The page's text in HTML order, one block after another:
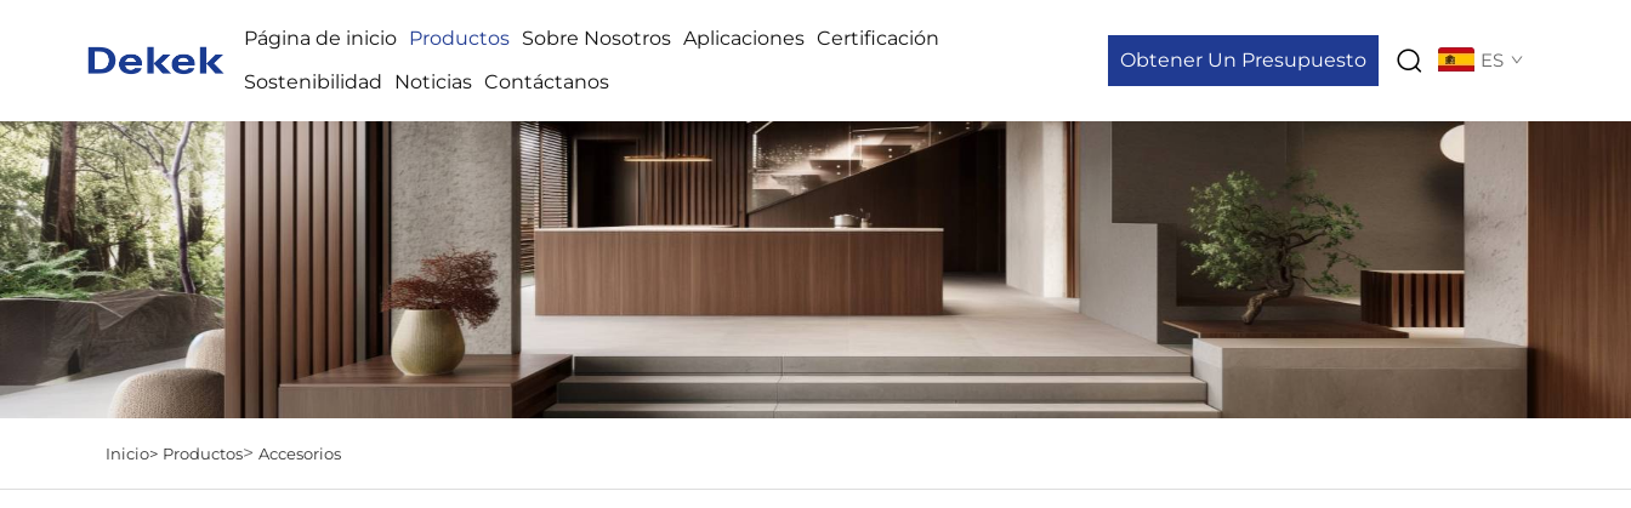
Página de inicio Productos Sobre Nosotros Aplicaciones Certificación
Sostenibilidad
Noticias Contáctanos
Obtener Un Presupuesto ES
Inicio> Productos> Accesorios